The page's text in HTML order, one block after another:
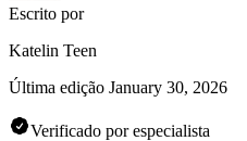
Escrito por
Katelin Teen
Última edição January 30, 2026
Verificado por especialista